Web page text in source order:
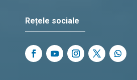
Rețele sociale